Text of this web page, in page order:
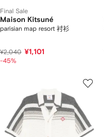
Final Sale
Maison Kitsuné
parisian map resort 衬衫
¥2,040 ¥1,101
-45%